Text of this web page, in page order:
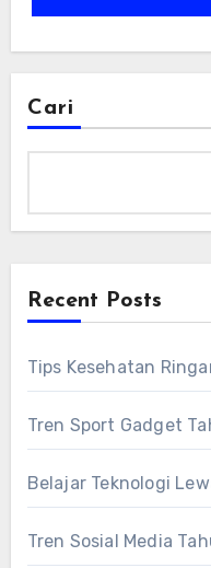
Cari
Recent Posts
Tips Kesehatan
Tren Sport Gadget
Belajar Teknologi
Tren Sosial Media